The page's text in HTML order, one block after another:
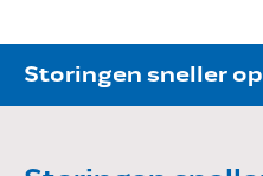
Storingen sneller